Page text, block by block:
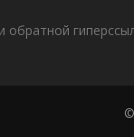
обратной